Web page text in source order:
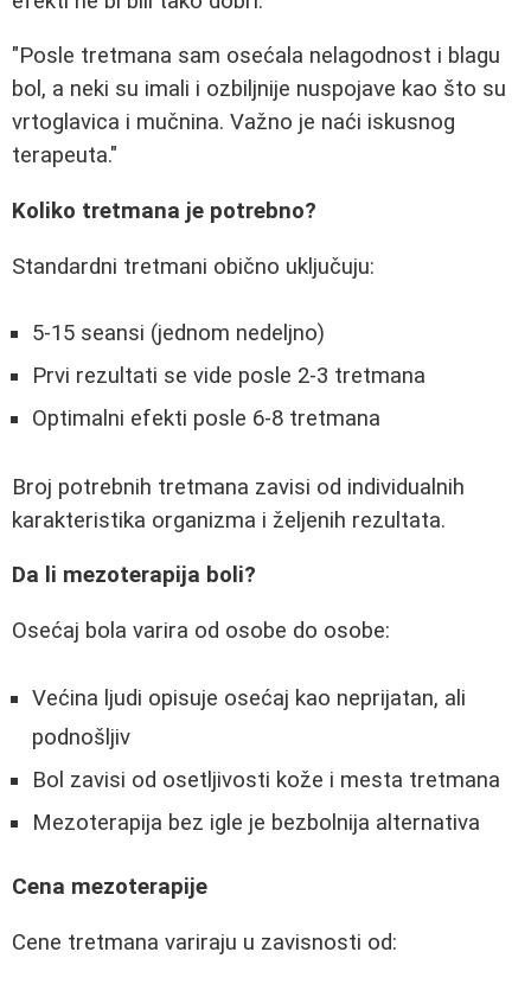
"Posle tretmana sam osećala nelagodnost i blagu
bol, a neki su imali i ozbiljnije nuspojave kao što su
vrtoglavica i mučnina. Važno je naći iskusnog
terapeuta."
Koliko tretmana je potrebno?
Standardni tretmani obično uključuju:
5-15 seansi (jednom nedeljno)
Prvi rezultati se vide posle 2-3 tretmana
Optimalni efekti posle 6-8 tretmana
Broj potrebnih tretmana zavisi od individualnih
karakteristika organizma i željenih rezultata.
Da li mezoterapija boli?
Osećaj bola varira od osobe do osobe:
Većina ljudi opisuje osećaj kao neprijatan, ali
podnošljiv
Bol zavisi od osetljivosti kože i mesta tretmana
Mezoterapija bez igle je bezbolnija alternativa
Cena mezoterapije
Cene tretmana variraju u zavisnosti od: